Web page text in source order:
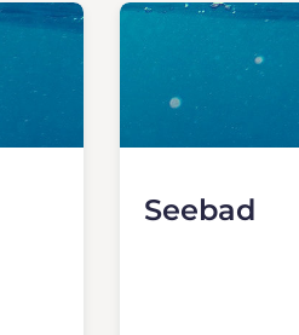
Seebad